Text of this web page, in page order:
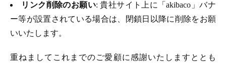
リンク削除のお願い: 貴社サイト上に「akibaco」バナ
ー等が設置されている場合は、閉鎖日以降に削除をお願
いいたします。
重ねましてこれまでのご愛顧に感謝いたしますととも